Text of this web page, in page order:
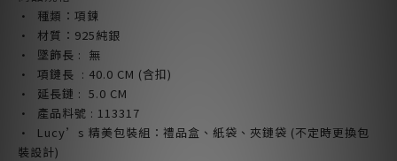
· 種類：項鍊
· 材質：925純銀
· 墜飾長 : 無
· 項鏈長 : 40.0 CM (含扣)
· 延長鏈 : 5.0 CM
· 產品料號 : 113317
· Lucy’s 精美包裝組：禮品盒、紙袋、夾鏈袋 (不定時更換包
裝設計)